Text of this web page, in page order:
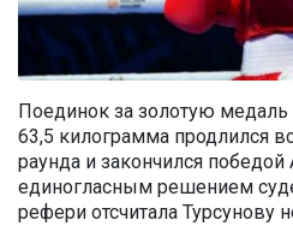
Поединок за золотую медаль
63,5 килограмма продлился
раунда и закончился победой
единогласным решением
рефери отсчитала Турсунову